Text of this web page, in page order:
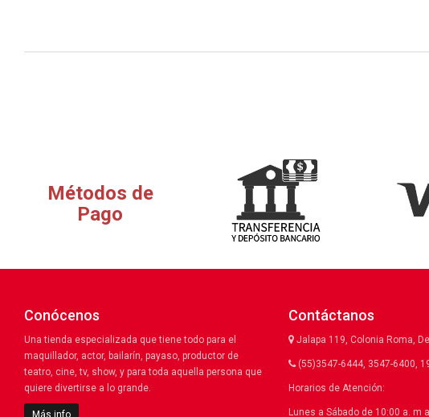
Métodos de
Pago
Conócenos
Una tienda especializada que tiene todo para el
maquillador, actor, bailarín, payaso, productor de
teatro, cine, tv, show, y para toda aquella persona que
quiere divertirse a lo grande.
Más info
Contáctanos
Jalapa 119, Colonia Roma,
(55)3547-6444, 3547-6400,
Horarios de Atención:
Lunes a Sábado de 10:00 a. m